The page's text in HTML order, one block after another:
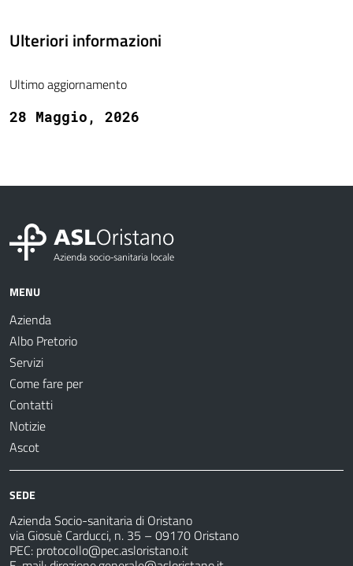
Ulteriori informazioni
Ultimo aggiornamento
28 Maggio, 2026
MENU
Azienda
Albo Pretorio
Servizi
Come fare per
Contatti
Notizie
Ascot
SEDE
Azienda Socio-sanitaria di Oristano
via Giosuè Carducci, n. 35 – 09170 Oristano
PEC: protocollo@pec.asloristano.it